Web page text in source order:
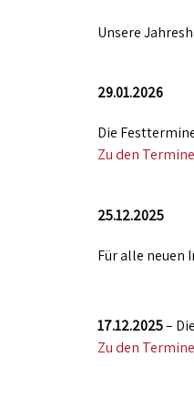
Unsere
29.01.2026
Die
Zu den
25.12.2025
Für alle neuen
17.12.2025–
Zu den